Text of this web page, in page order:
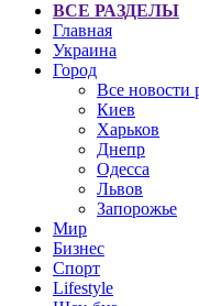
ВСЕ РАЗДЕЛЫ
Главная
Украина
Город
Все новости
Киев
Харьков
Днепр
Одесса
Львов
Запорожье
Мир
Бизнес
Спорт
Lifestyle